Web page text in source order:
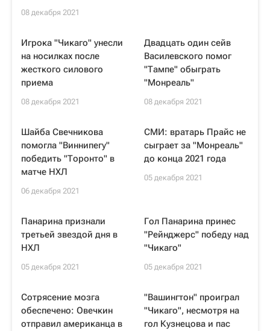
08 декабря 2021
Игрока "Чикаго" унесли
на носилках после
жесткого силового
приема
08 декабря 2021
Двадцать один сейв
Василевского помог
"Тампе" обыграть
"Монреаль"
08 декабря 2021
Шайба Свечникова
помогла "Виннипегу"
победить "Торонто" в
матче НХЛ
06 декабря 2021
СМИ: вратарь Прайс не
сыграет за "Монреаль"
до конца 2021 года
05 декабря 2021
Панарина признали
третьей звездой дня в
НХЛ
05 декабря 2021
Гол Панарина принес
"Рейнджерс" победу над
"Чикаго"
05 декабря 2021
Сотрясение мозга
обеспечено: Овечкин
отправил американца в
"Вашингтон" проиграл
"Чикаго", несмотря на
гол Кузнецова и пас